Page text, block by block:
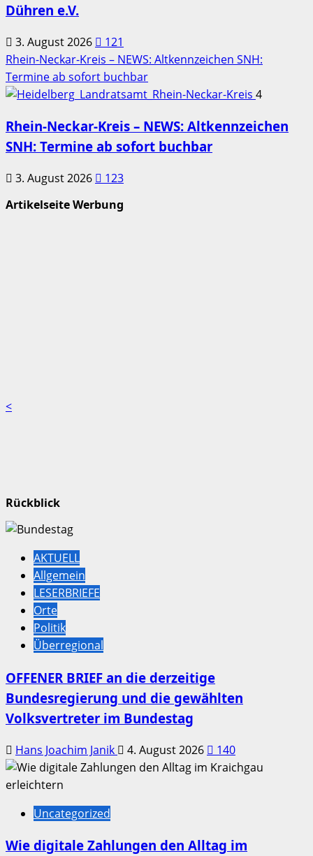
Dühren e.V.
3. August 2026
121
Rhein-Neckar-Kreis – NEWS: Altkennzeichen SNH:
Termine ab sofort buchbar
4
Rhein-Neckar-Kreis – NEWS: Altkennzeichen
SNH: Termine ab sofort buchbar
3. August 2026
123
Artikelseite Werbung
<
Rückblick
AKTUELL
Allgemein
LESERBRIEFE
Orte
Politik
Überregional
OFFENER BRIEF an die derzeitige
Bundesregierung und die gewählten
Volksvertreter im Bundestag
Hans Joachim Janik 4. August 2026 140
Uncategorized
Wie digitale Zahlungen den Alltag im